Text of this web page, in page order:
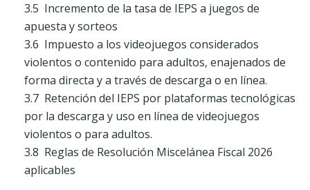
3.5 Incremento de la tasa de IEPS a juegos de
apuesta y sorteos
3.6 Impuesto a los videojuegos considerados
violentos o contenido para adultos, enajenados de
forma directa y a través de descarga o en línea.
3.7 Retención del IEPS por plataformas tecnológicas
por la descarga y uso en línea de videojuegos
violentos o para adultos.
3.8 Reglas de Resolución Miscelánea Fiscal 2026
aplicables